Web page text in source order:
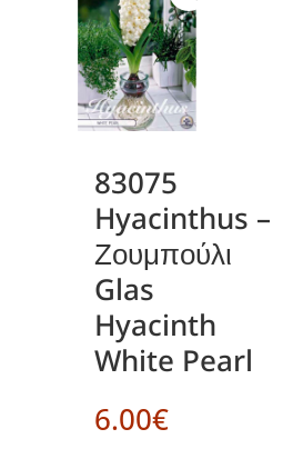
83075
Hyacinthus –
Ζουμπούλι
Glas
Hyacinth
White Pearl
6.00€